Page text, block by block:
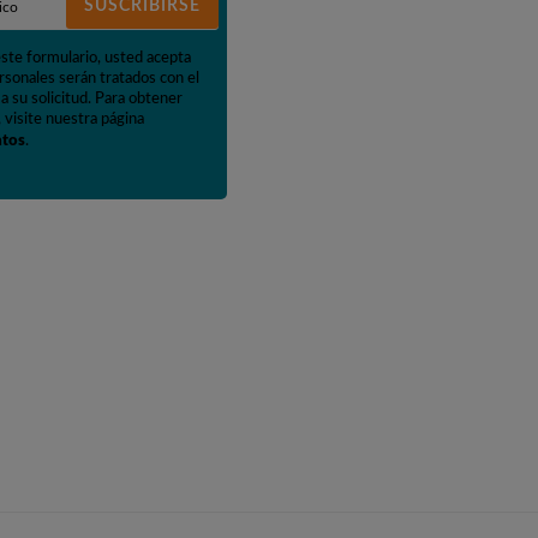
SUSCRIBIRSE
formulario, usted acepta
serán tratados con el
su solicitud. Para obtener
visite nuestra página
.